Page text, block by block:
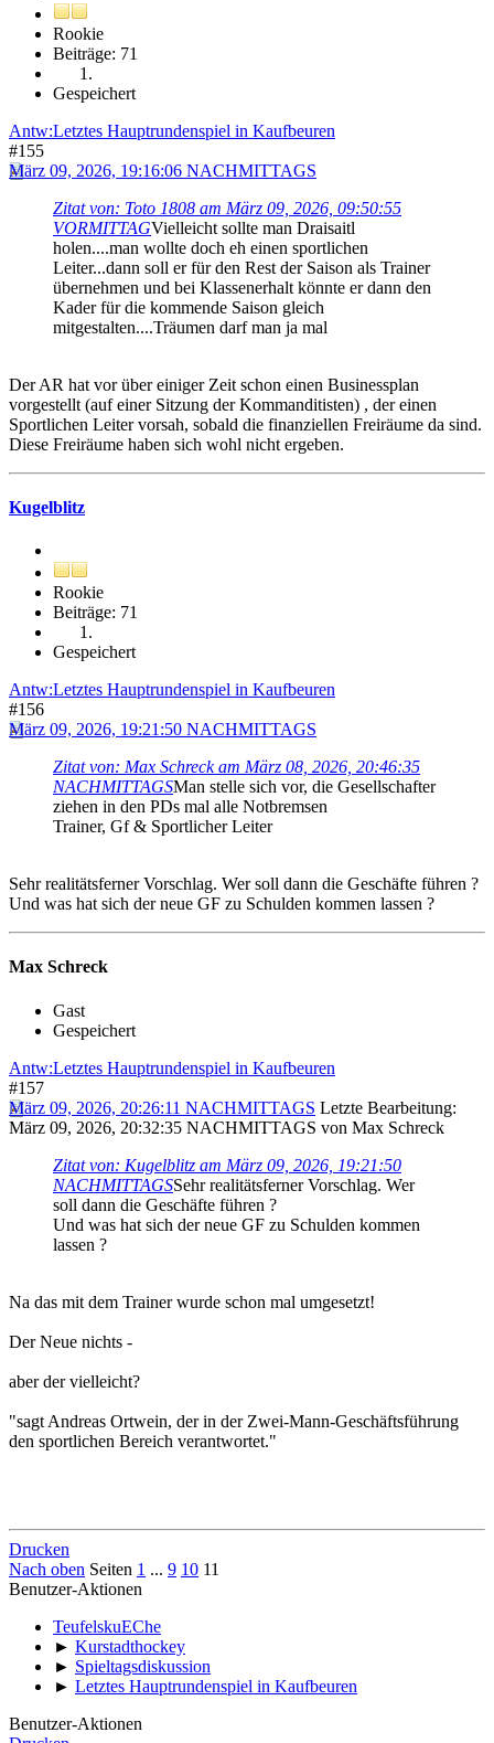
Rookie
Beiträge: 71
Gespeichert
Antw:Letztes Hauptrundenspiel in Kaufbeuren
#155
März 09, 2026, 19:16:06 NACHMITTAGS
Zitat von: Toto 1808 am März 09, 2026, 09:50:55
VORMITTAGVielleicht sollte man Draisaitl
holen....man wollte doch eh einen sportlichen
Leiter...dann soll er für den Rest der Saison als Trainer
übernehmen und bei Klassenerhalt könnte er dann den
Kader für die kommende Saison gleich
mitgestalten....Träumen darf man ja mal
Der AR hat vor über einiger Zeit schon einen Businessplan
vorgestellt (auf einer Sitzung der Kommanditisten) , der einen
Sportlichen Leiter vorsah, sobald die finanziellen Freiräume da sind.
Diese Freiräume haben sich wohl nicht ergeben.
Kugelblitz
Rookie
Beiträge: 71
Gespeichert
Antw:Letztes Hauptrundenspiel in Kaufbeuren
#156
März 09, 2026, 19:21:50 NACHMITTAGS
Zitat von: Max Schreck am März 08, 2026, 20:46:35
NACHMITTAGSMan stelle sich vor, die Gesellschafter
ziehen in den PDs mal alle Notbremsen
Trainer, Gf & Sportlicher Leiter
Sehr realitätsferner Vorschlag. Wer soll dann die Geschäfte führen ?
Und was hat sich der neue GF zu Schulden kommen lassen ?
Max Schreck
Gast
Gespeichert
Antw:Letztes Hauptrundenspiel in Kaufbeuren
#157
März 09, 2026, 20:26:11 NACHMITTAGS Letzte Bearbeitung:
März 09, 2026, 20:32:35 NACHMITTAGS von Max Schreck
Zitat von: Kugelblitz am März 09, 2026, 19:21:50
NACHMITTAGSSehr realitätsferner Vorschlag. Wer
soll dann die Geschäfte führen ?
Und was hat sich der neue GF zu Schulden kommen
lassen ?
Na das mit dem Trainer wurde schon mal umgesetzt!
Der Neue nichts -
aber der vielleicht?
"sagt Andreas Ortwein, der in der Zwei-Mann-Geschäftsführung
den sportlichen Bereich verantwortet."
Drucken
Nach oben Seiten 1 ... 9 10 11
Benutzer-Aktionen
TeufelskuEChe
► Kurstadthockey
► Spieltagsdiskussion
► Letztes Hauptrundenspiel in Kaufbeuren
Benutzer-Aktionen